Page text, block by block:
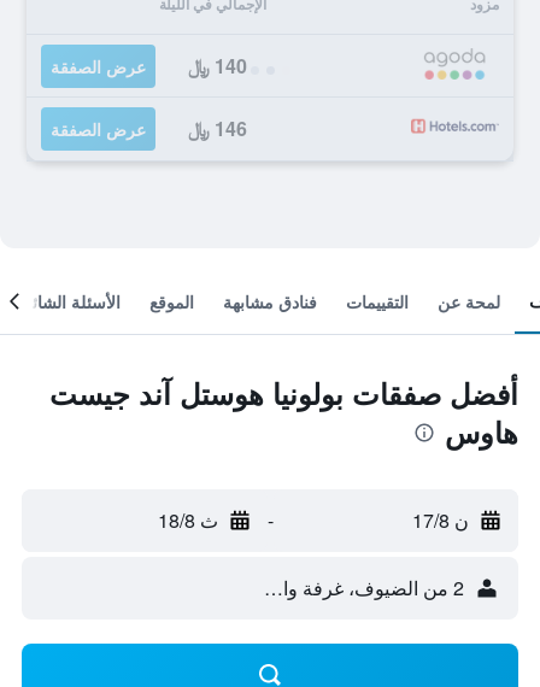
140 ﷼ عرض الصفقة
146 ﷼ عرض الصفقة
لمحة عن التقييمات فنادق مشابهة الموقع الأسئلة الشائعة
أفضل صفقات بولونيا هوستل آند جيست
هاوس
ن 17/8 - ث 18/8
2 من الضيوف، غرفة واحدة